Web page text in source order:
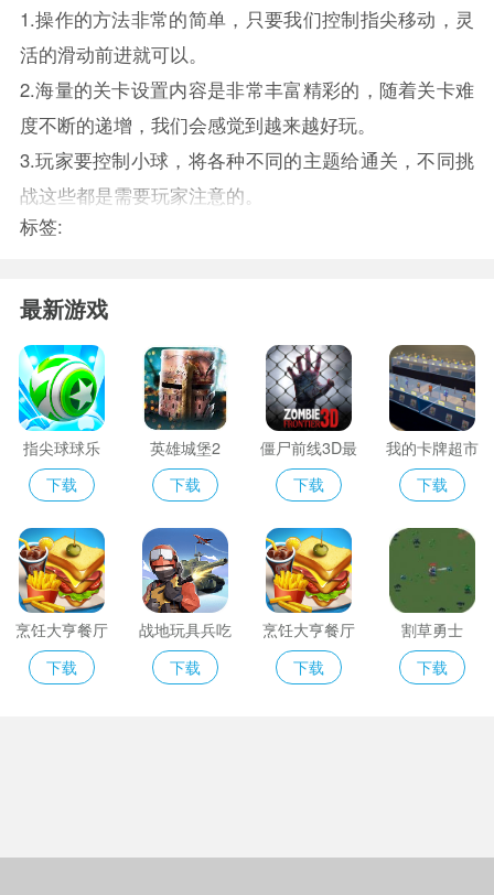
1.操作的方法非常的简单，只要我们控制指尖移动，灵
活的滑动前进就可以。
2.海量的关卡设置内容是非常丰富精彩的，随着关卡难
度不断的递增，我们会感觉到越来越好玩。
3.玩家要控制小球，将各种不同的主题给通关，不同挑
战这些都是需要玩家注意的。
标签:
最新游戏
指尖球球乐
下载
英雄城堡2
下载
僵尸前线3D最
新版
下载
我的卡牌超市
中文版
下载
烹饪大亨餐厅
下载
战地玩具兵吃
鸡
下载
烹饪大亨餐厅
中文版
下载
割草勇士
下载